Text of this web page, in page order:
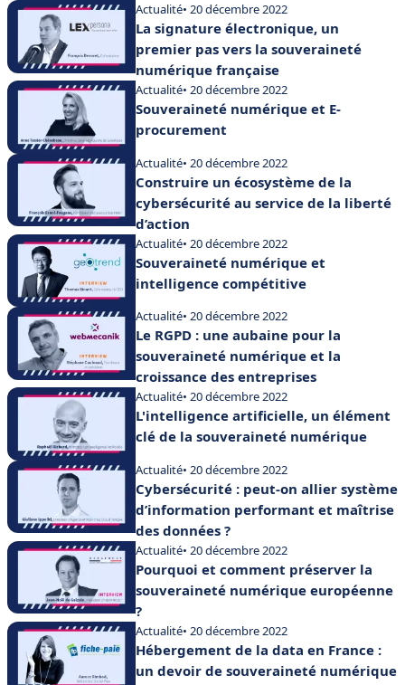
Actualité• 20 décembre 2022
La signature électronique, un
premier pas vers la souveraineté
numérique française
Actualité• 20 décembre 2022
Souveraineté numérique et E-
procurement
Actualité• 20 décembre 2022
Construire un écosystème de la
cybersécurité au service de la liberté
d’action
Actualité• 20 décembre 2022
Souveraineté numérique et
intelligence compétitive
Actualité• 20 décembre 2022
Le RGPD : une aubaine pour la
souveraineté numérique et la
croissance des entreprises
Actualité• 20 décembre 2022
L'intelligence artificielle, un élément
clé de la souveraineté numérique
Actualité• 20 décembre 2022
Cybersécurité : peut-on allier système
d’information performant et maîtrise
des données ?
Actualité• 20 décembre 2022
Pourquoi et comment préserver la
souveraineté numérique européenne
?
Actualité• 20 décembre 2022
Hébergement de la data en France :
un devoir de souveraineté numérique